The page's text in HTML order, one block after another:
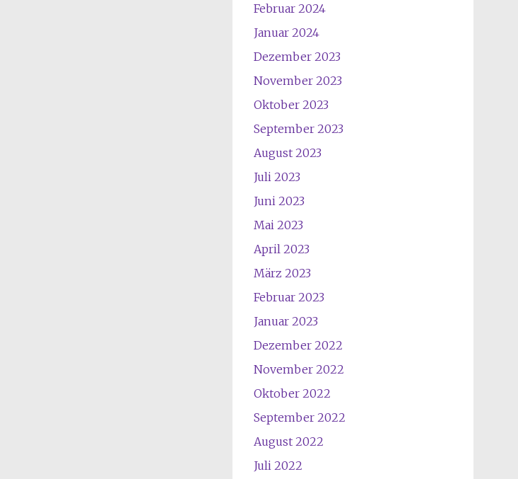
Februar 2024
Januar 2024
Dezember 2023
November 2023
Oktober 2023
September 2023
August 2023
Juli 2023
Juni 2023
Mai 2023
April 2023
März 2023
Februar 2023
Januar 2023
Dezember 2022
November 2022
Oktober 2022
September 2022
August 2022
Juli 2022